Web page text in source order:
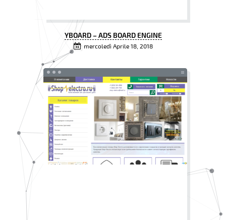
YBOARD – ADS BOARD ENGINE
mercoledì Aprile 18, 2018